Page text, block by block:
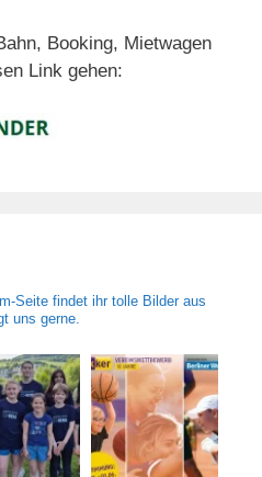
Booking, Mietwagen
Link gehen:
Seite findet ihr tolle Bilder aus
uns gerne.